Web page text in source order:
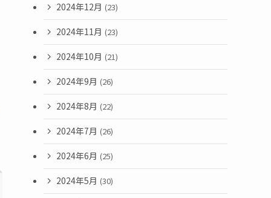
2024年12月 (23)
2024年11月 (23)
2024年10月 (21)
2024年9月 (26)
2024年8月 (22)
2024年7月 (26)
2024年6月 (25)
2024年5月 (30)